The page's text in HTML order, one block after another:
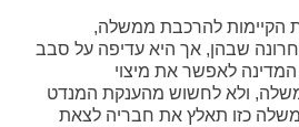
הקיימות להרכבת ממשלה,
שבהן, אך היא עדיפה על סבב
לאפשר את מיצוי
ולא לחשוש מהענקת המנדט
כזו תאלץ את חבריה לצאת